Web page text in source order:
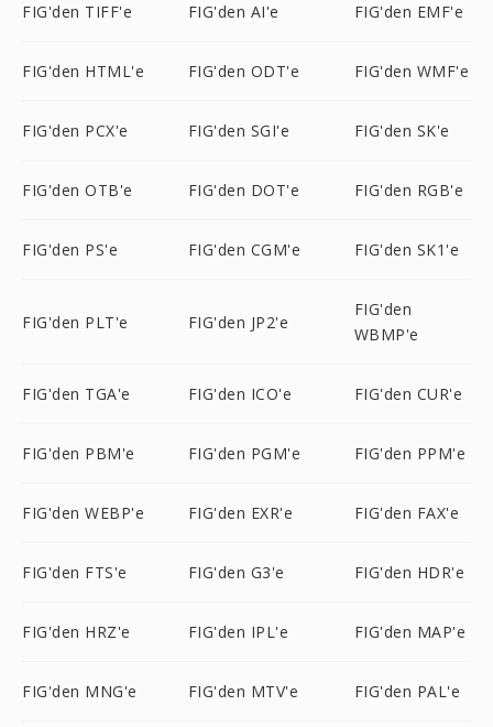
FIG'den TIFF'e FIG'den AI'e FIG'den EMF'e
FIG'den HTML'e FIG'den ODT'e FIG'den WMF'e
FIG'den PCX'e FIG'den SGI'e FIG'den SK'e
FIG'den OTB'e FIG'den DOT'e FIG'den RGB'e
FIG'den PS'e FIG'den CGM'e FIG'den SK1'e
FIG'den PLT'e FIG'den JP2'e
FIG'den
WBMP'e
FIG'den TGA'e FIG'den ICO'e FIG'den CUR'e
FIG'den PBM'e FIG'den PGM'e FIG'den PPM'e
FIG'den WEBP'e FIG'den EXR'e FIG'den FAX'e
FIG'den FTS'e FIG'den G3'e FIG'den HDR'e
FIG'den HRZ'e FIG'den IPL'e FIG'den MAP'e
FIG'den MNG'e FIG'den MTV'e FIG'den PAL'e